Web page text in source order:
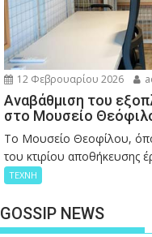
12 Φεβρουαρίου 2026
Αναβάθμιση του
στο Μουσείο
Το Μουσείο Θεοφίλου,
του κτιρίου αποθήκευσης
ΤΕΧΝΗ
GOSSIP NEWS